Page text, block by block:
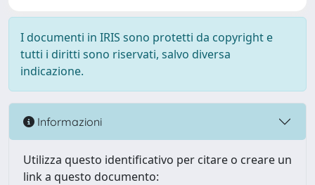
I documenti in IRIS sono protetti da copyright e
tutti i diritti sono riservati, salvo diversa
indicazione.
Informazioni
Utilizza questo identificativo per citare o creare un
link a questo documento: